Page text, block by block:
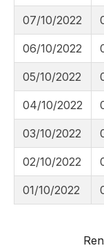
07/10/2022
06/10/2022
05/10/2022
04/10/2022
03/10/2022
02/10/2022
01/10/2022